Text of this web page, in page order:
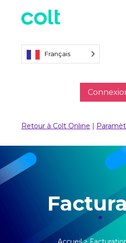
Français
Retour à Colt Online